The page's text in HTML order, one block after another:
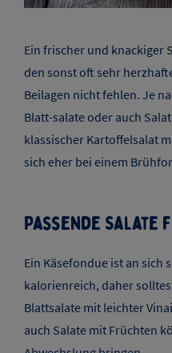
Ein frischer und knackiger
den sonst oft sehr
Beilagen nicht fehlen. Je
Blatt-salate oder auch
klassischer Kartoffelsalat
sich eher bei einem
Passende Salate
Ein Käsefondue ist an sich
kalorienreich, daher
Blattsalate mit leichter
auch Salate mit Früchten